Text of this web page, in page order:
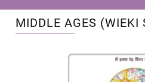
MIDDLE AGES (WIEKI